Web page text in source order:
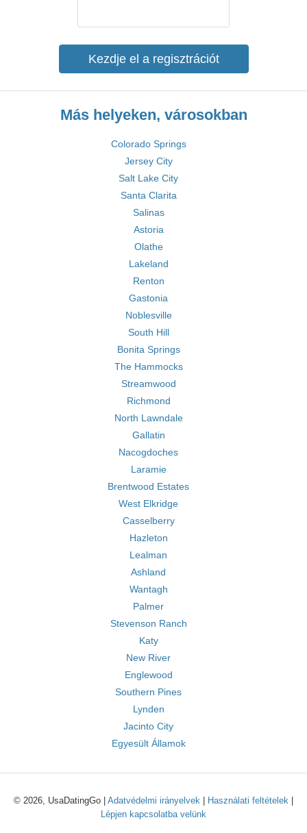
Kezdje el a regisztrációt
Más helyeken, városokban
Colorado Springs
Jersey City
Salt Lake City
Santa Clarita
Salinas
Astoria
Olathe
Lakeland
Renton
Gastonia
Noblesville
South Hill
Bonita Springs
The Hammocks
Streamwood
Richmond
North Lawndale
Gallatin
Nacogdoches
Laramie
Brentwood Estates
West Elkridge
Casselberry
Hazleton
Lealman
Ashland
Wantagh
Palmer
Stevenson Ranch
Katy
New River
Englewood
Southern Pines
Lynden
Jacinto City
Egyesült Államok
© 2026, UsaDatingGo | Adatvédelmi irányelvek Használati feltételek
Lépjen kapcsolatba velünk